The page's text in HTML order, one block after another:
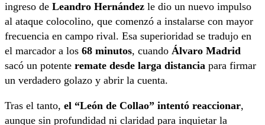
ingreso de Leandro Hernández le dio un nuevo impulso
al ataque colocolino, que comenzó a instalarse con mayor
frecuencia en campo rival. Esa superioridad se tradujo en
el marcador a los 68 minutos, cuando Álvaro Madrid
sacó un potente remate desde larga distancia para firmar
un verdadero golazo y abrir la cuenta.
Tras el tanto, el “León de Collao” intentó reaccionar,
aunque sin profundidad ni claridad para inquietar la